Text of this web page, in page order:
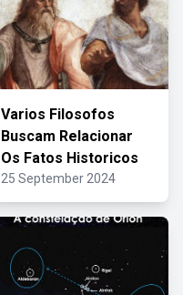
Varios Filosofos
Buscam Relacionar
Os Fatos Historicos
25 September 2024